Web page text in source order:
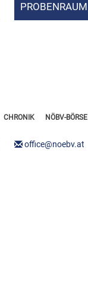
PROBENRAUM
CHRONIK NÖBV-BÖRSE
office@noebv.at